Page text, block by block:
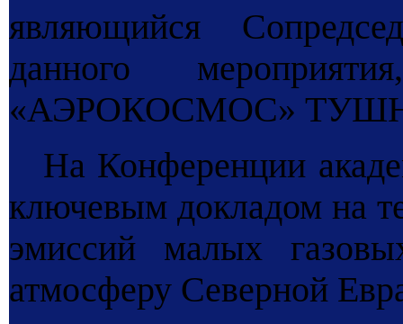
являющийся
данного
«АЭРОКОСМОС»
На Конференции
ключевым докладом на
эмиссий малых
атмосферу Северной